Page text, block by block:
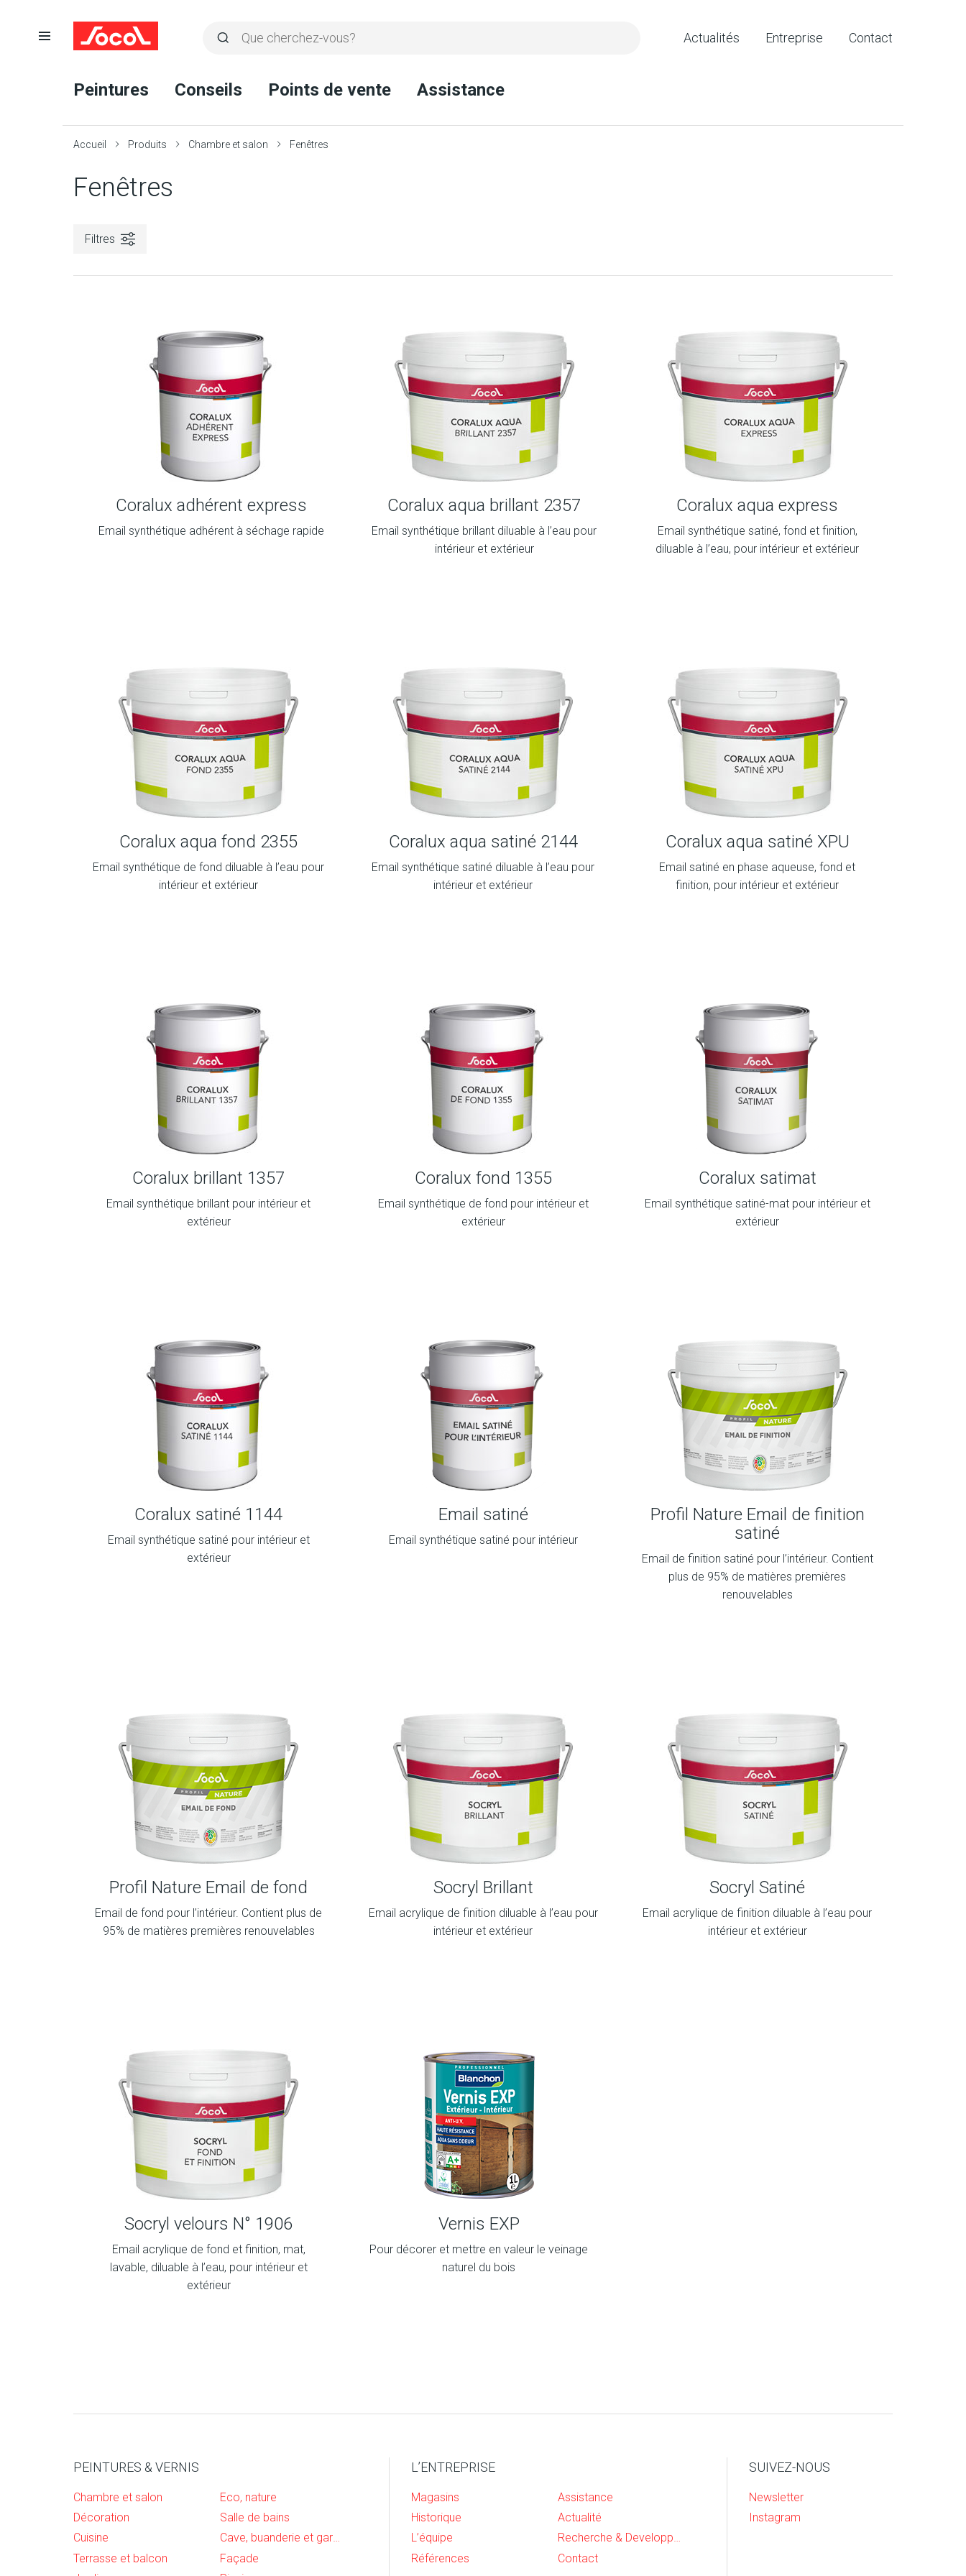
Rechercher
recherche
Ouvrir
Peintures Conseils Points de vente Assistance
Actualités Entreprise Contact
Accueil Produits Chambre et salon Fenêtres
Fenêtres
Filtres
Coralux adhérent express
Email synthétique adhérent à séchage rapide
Coralux aqua brillant 2357
Email synthétique brillant diluable à l’eau pour
intérieur et extérieur
Coralux aqua express
Email synthétique satiné, fond et finition,
diluable à l’eau, pour intérieur et extérieur
Coralux aqua fond 2355
Email synthétique de fond diluable à l’eau pour
intérieur et extérieur
Coralux aqua satiné 2144
Email synthétique satiné diluable à l’eau pour
intérieur et extérieur
Coralux aqua satiné XPU
Email satiné en phase aqueuse, fond et
finition, pour intérieur et extérieur
Coralux brillant 1357
Email synthétique brillant pour intérieur et
extérieur
Coralux fond 1355
Email synthétique de fond pour intérieur et
extérieur
Coralux satimat
Email synthétique satiné-mat pour intérieur et
extérieur
Coralux satiné 1144
Email synthétique satiné pour intérieur et
extérieur
Email satiné
Email synthétique satiné pour intérieur
Profil Nature Email de finition
satiné
Email de finition satiné pour l’intérieur. Contient
plus de 95% de matières premières
renouvelables
Profil Nature Email de fond
Email de fond pour l’intérieur. Contient plus de
95% de matières premières renouvelables
Socryl Brillant
Email acrylique de finition diluable à l’eau pour
intérieur et extérieur
Socryl Satiné
Email acrylique de finition diluable à l’eau pour
intérieur et extérieur
Socryl velours N° 1906
Email acrylique de fond et finition, mat,
lavable, diluable à l’eau, pour intérieur et
extérieur
Vernis EXP
Pour décorer et mettre en valeur le veinage
naturel du bois
PEINTURES & VERNIS
Chambre et salon
Eco, nature
Décoration
Salle de bains
Cuisine
Cave, buanderie et garage
Terrasse et balcon
Façade
L’ENTREPRISE
Magasins
Assistance
Historique
Actualité
L’équipe
Recherche & Developpement
Références
Contact
SUIVEZ-NOUS
Newsletter
Instagram